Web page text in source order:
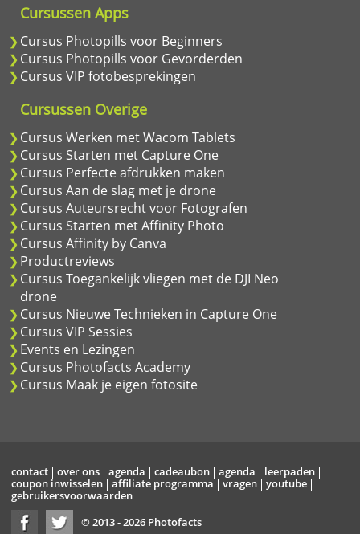
Cursussen Apps
Cursus Photopills voor Beginners
Cursus Photopills voor Gevorderden
Cursus VIP fotobesprekingen
Cursussen Overige
Cursus Werken met Wacom Tablets
Cursus Starten met Capture One
Cursus Perfecte afdrukken maken
Cursus Aan de slag met je drone
Cursus Auteursrecht voor Fotografen
Cursus Starten met Affinity Photo
Cursus Affinity by Canva
Productreviews
Cursus Toegankelijk vliegen met de DJI Neo
drone
Cursus Nieuwe Technieken in Capture One
Cursus VIP Sessies
Events en Lezingen
Cursus Photofacts Academy
Cursus Maak je eigen fotosite
contact over ons agenda cadeaubon agenda
leerpaden
coupon inwisselen
affiliate programma vragen
youtube
gebruikersvoorwaarden
© 2013 - 2026 Photofacts